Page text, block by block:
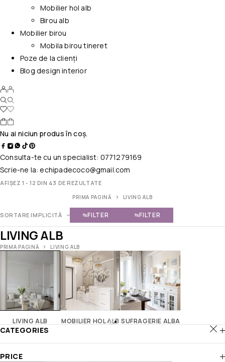
Mobilier hol alb
Birou alb
Mobilier birou
Mobila birou tineret
Poze de la clienți
Blog design interior
Nu ai niciun produs în coș.
Consulta-te cu un specialist: 0771279169
Scrie-ne la:echipadecoco@gmail.com
AFIȘEZ 1 - 12 DIN 43 DE REZULTATE
PRIMA PAGINĂ LIVING ALB
SORTARE IMPLICITĂ FILTER FILTER
LIVING ALB
PRIMA PAGINĂ LIVING ALB
LIVING ALB MOBILIER HOL ALB SUFRAGERIE ALBA
CATEGORIES
PRICE